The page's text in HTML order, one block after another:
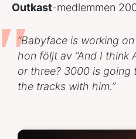
Outkast-medlemmen
“Babyface is working
hon följt av ”And I think
or three? 3000 is going
the tracks with him.”